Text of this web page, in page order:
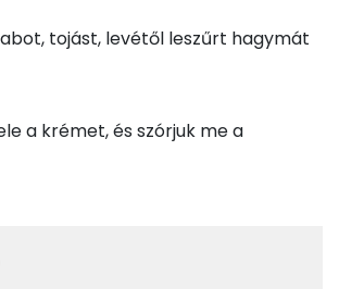
0 kcal
vitamin:
tojást, levétől leszűrt hagymát
a krémet, és szórjuk me a